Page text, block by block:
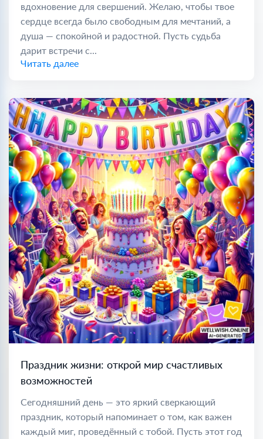
вдохновение для свершений. Желаю, чтобы твое
сердце всегда было свободным для мечтаний, а
душа — спокойной и радостной. Пусть судьба
дарит встречи с...
Читать далее
Праздник жизни: открой мир счастливых
возможностей
Сегодняшний день — это яркий сверкающий
праздник, который напоминает о том, как важен
каждый миг, проведённый с тобой. Пусть этот год